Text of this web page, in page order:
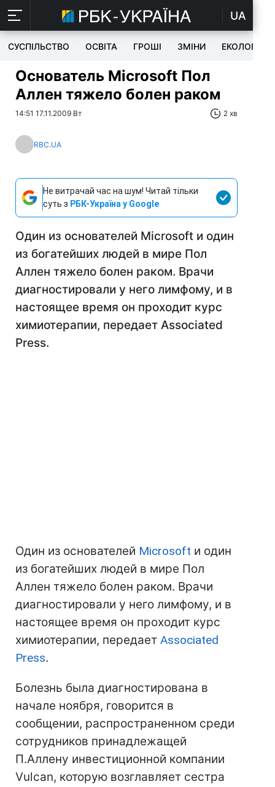
UA
СУСПІЛЬСТВО ОСВІТА ГРОШІ ЗМІНИ ЕКОЛОГІЯ
Основатель Microsoft Пол
Аллен тяжело болен раком
14:51 17.11.2009 Вт 2 хв
RBC.UA
Не витрачай час на шум! Читай тільки
суть з РБК-Україна у Google
Один из основателей Microsoft и один
из богатейших людей в мире Пол
Аллен тяжело болен раком. Врачи
диагностировали у него лимфому, и в
настоящее время он проходит курс
химиотерапии, передает Associated
Press.
Один из основателей Microsoft и один
из богатейших людей в мире Пол
Аллен тяжело болен раком. Врачи
диагностировали у него лимфому, и в
настоящее время он проходит курс
химиотерапии, передает Associated
Press.
Болезнь была диагностирована в
начале ноября, говорится в
сообщении, распространенном среди
сотрудников принадлежащей
П.Аллену инвестиционной компании
Vulcan, которую возглавляет сестра